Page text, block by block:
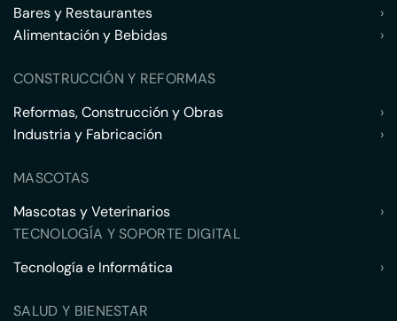
Bares y Restaurantes
›
Alimentación y Bebidas
›
CONSTRUCCIÓN Y REFORMAS
Reformas, Construcción y Obras
›
Industria y Fabricación
›
MASCOTAS
Mascotas y Veterinarios
›
TECNOLOGÍA Y SOPORTE DIGITAL
Tecnología e Informática
›
SALUD Y BIENESTAR